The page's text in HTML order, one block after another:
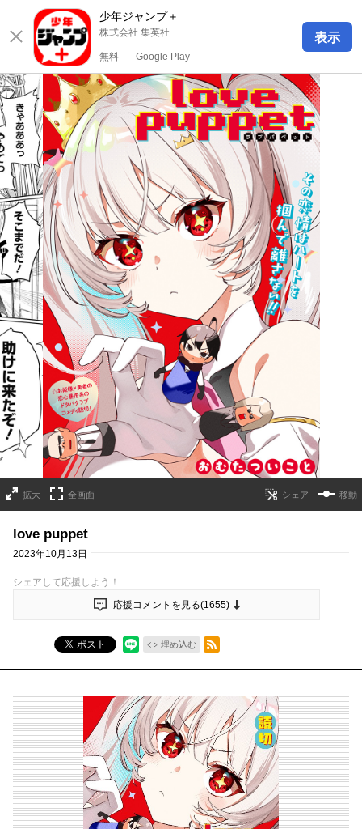
少年ジャンプ＋
株式会社 集英社
無料 ─ Google Play
表示
拡大 全画面 移動
love puppet
2023年10月13日
シェアして応援しよう！
応援コメントを見る(1655)
ポスト 埋め込む
RSSフィード